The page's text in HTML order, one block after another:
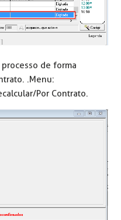
de forma
.Menu:
Por Contrato.